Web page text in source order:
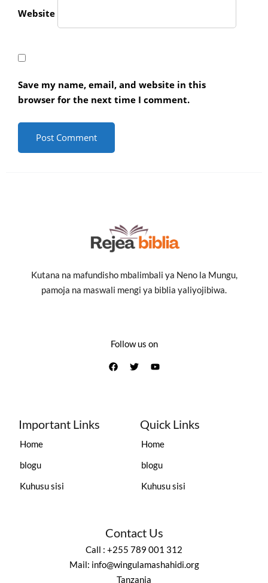
Website
Save my name, email, and website in this
browser for the next time I comment.
Kutana na mafundisho mbalimbali ya Neno la Mungu,
pamoja na maswali mengi ya biblia yaliyojibiwa.
Follow us on
Important Links
Home
blogu
Kuhusu sisi
Quick Links
Home
blogu
Kuhusu sisi
Contact Us
Call : +255 789 001 312
Mail: info@wingulamashahidi.org
Tanzania